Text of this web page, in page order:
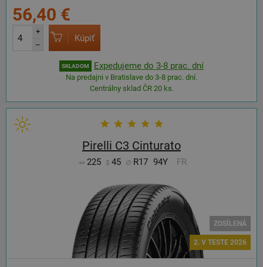
56,40 €
+
–
Kúpiť
SKLADOM Expedujeme do 3-8 prac. dní
Na predajni v Bratislave do 3-8 prac. dní.
Centrálny sklad ČR 20 ks.
Pirelli C3 Cinturato
225 45 R17 94Y FR
ZOSÍLENÁ
2. V TESTE 2026